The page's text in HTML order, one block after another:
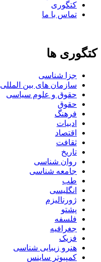
کتگوری
تماس با ما
کتگوری ها
جزا شناسی
سازمان های بین المللی
حقوق و علوم سیاسی
حقوق
فرهنگ
ادبیات
اقتصاد
ثقافت
تاریخ
روان شناسی
جامعه شناسی
طب
انگلیسی
ژورنالیزم
پشتو
فلسفه
جغرافیه
فزیک
هنرو زیبایی شناسی
کمپیوتر ساینس